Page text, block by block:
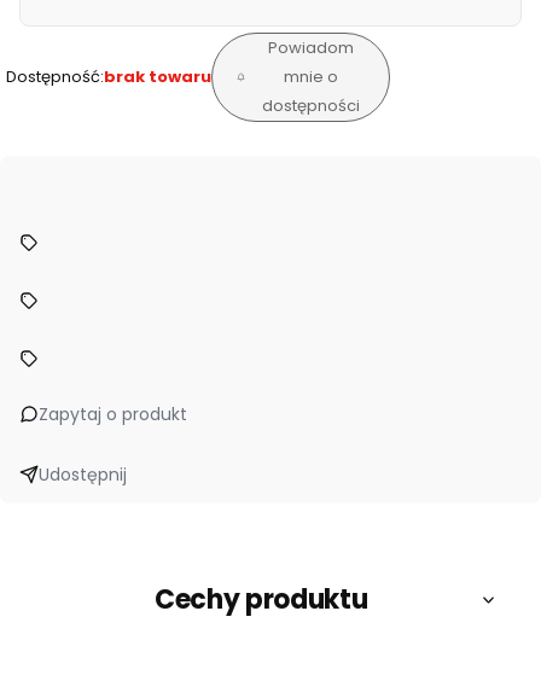
Toy Van
Dostępność:brak towaru
Powiadom
mnie o
dostępności
Zapytaj o produkt
Udostępnij
Cechy produktu